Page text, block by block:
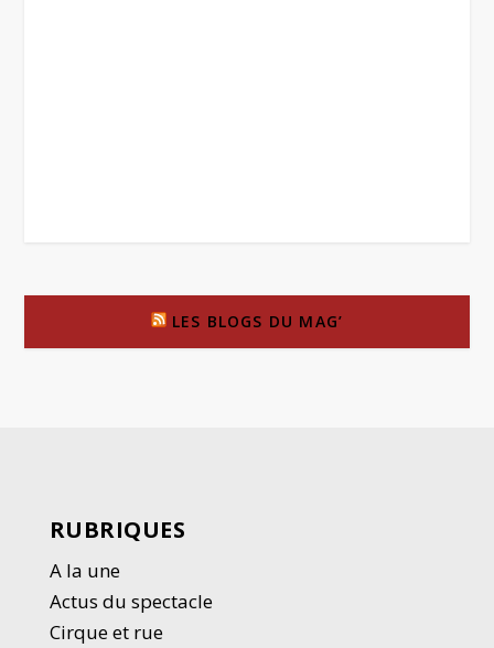
LES BLOGS DU MAG’
RUBRIQUES
A la une
Actus du spectacle
Cirque et rue